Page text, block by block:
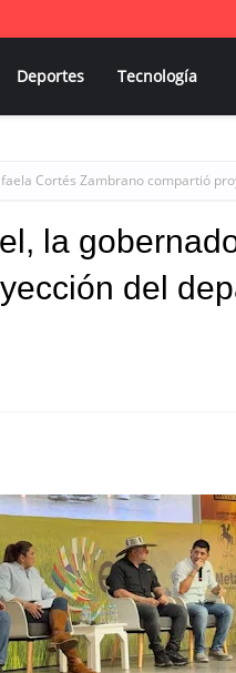
Deportes Tecnología
Cortés Zambrano compartió
la
del